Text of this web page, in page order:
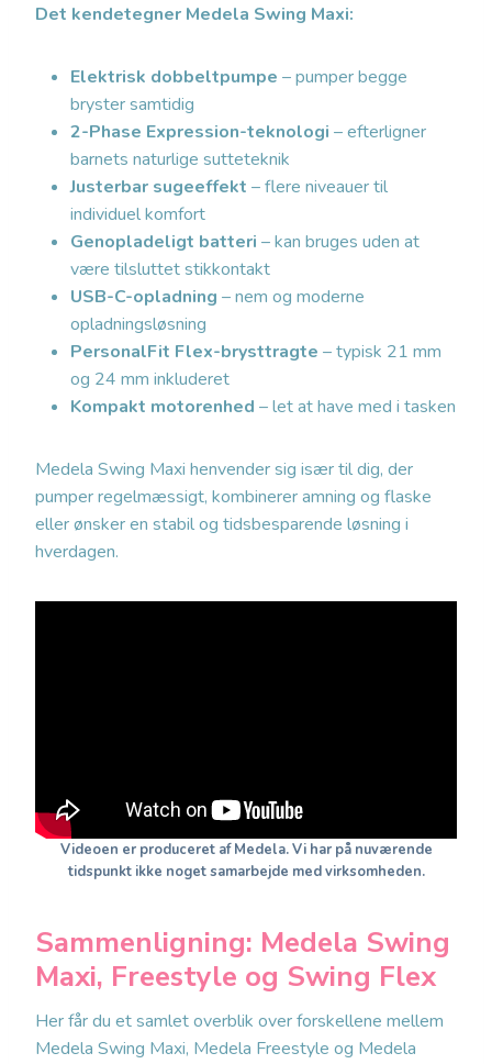
Det kendetegner Medela Swing Maxi:
Elektrisk dobbeltpumpe – pumper begge
bryster samtidig
2-Phase Expression-teknologi – efterligner
barnets naturlige sutteteknik
Justerbar sugeeffekt – flere niveauer til
individuel komfort
Genopladeligt batteri – kan bruges uden at
være tilsluttet stikkontakt
USB-C-opladning – nem og moderne
opladningsløsning
PersonalFit Flex-brysttragte – typisk 21 mm
og 24 mm inkluderet
Kompakt motorenhed – let at have med i tasken
Medela Swing Maxi henvender sig især til dig, der
pumper regelmæssigt, kombinerer amning og flaske
eller ønsker en stabil og tidsbesparende løsning i
hverdagen.
Videoen er produceret af Medela. Vi har på nuværende
tidspunkt ikke noget samarbejde med virksomheden.
Sammenligning: Medela Swing
Maxi, Freestyle og Swing Flex
Her får du et samlet overblik over forskellene mellem
Medela Swing Maxi, Medela Freestyle og Medela